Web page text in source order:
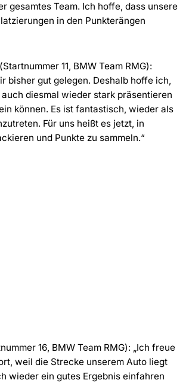
gesamtes Team. Ich hoffe, dass unsere
in den Punkterängen
11, BMW Team RMG):
bisher gut gelegen. Deshalb hoffe ich,
diesmal wieder stark präsentieren
können. Es ist fantastisch, wieder als
Für uns heißt es jetzt, in
und Punkte zu sammeln.“
16, BMW Team RMG): „Ich freue
weil die Strecke unserem Auto liegt
wieder ein gutes Ergebnis einfahren